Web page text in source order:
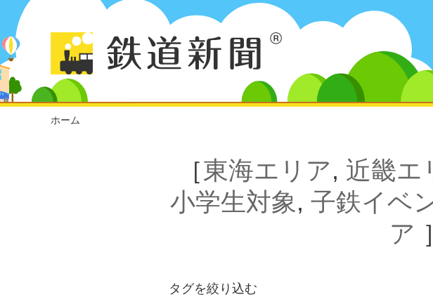
ホーム
［東海エリア, 近畿エ
小学生対象, 子鉄イベ
ア
タグを絞り込む